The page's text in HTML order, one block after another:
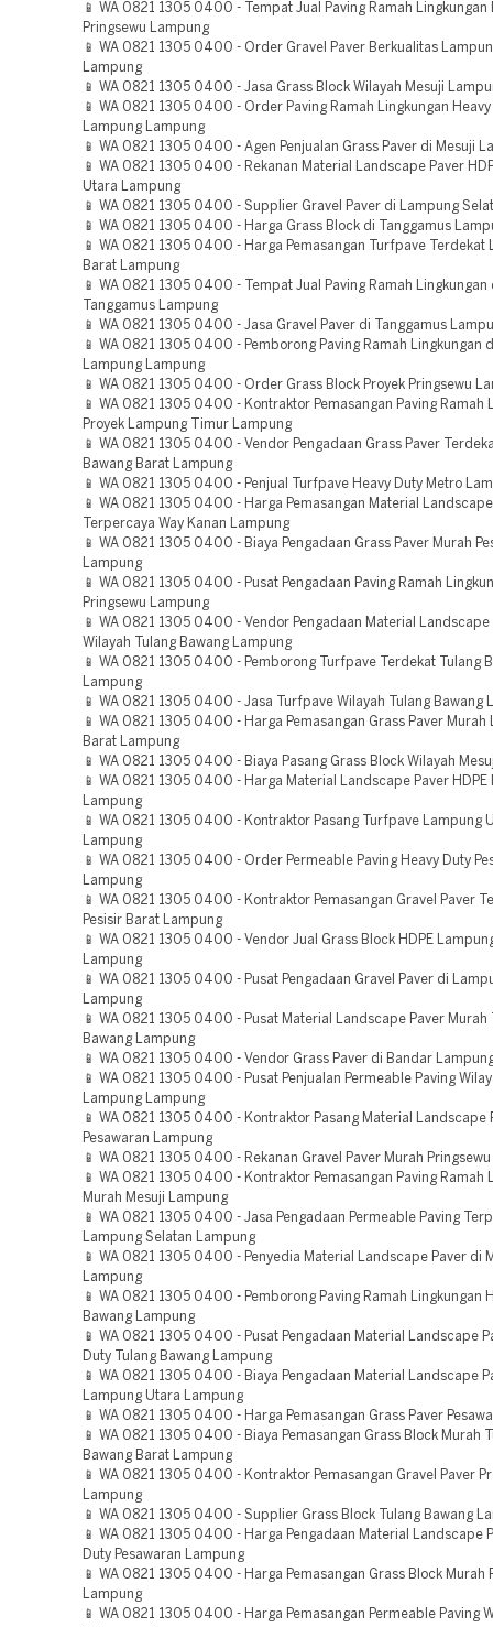
📱 WA 0821 1305 0400 - Tempat Jual Paving Ramah Lingkungan
Pringsewu Lampung
📱 WA 0821 1305 0400 - Order Gravel Paver Berkualitas
Lampung
📱 WA 0821 1305 0400 - Jasa Grass Block Wilayah Mesuji
📱 WA 0821 1305 0400 - Order Paving Ramah Lingkungan
Lampung Lampung
📱 WA 0821 1305 0400 - Agen Penjualan Grass Paver di Mesuji
📱 WA 0821 1305 0400 - Rekanan Material Landscape Paver
Utara Lampung
📱 WA 0821 1305 0400 - Supplier Gravel Paver di Lampung
📱 WA 0821 1305 0400 - Harga Grass Block di Tanggamus
📱 WA 0821 1305 0400 - Harga Pemasangan Turfpave Terdekat
Barat Lampung
📱 WA 0821 1305 0400 - Tempat Jual Paving Ramah Lingkungan
Tanggamus Lampung
📱 WA 0821 1305 0400 - Jasa Gravel Paver di Tanggamus
📱 WA 0821 1305 0400 - Pemborong Paving Ramah Lingkungan
Lampung Lampung
📱 WA 0821 1305 0400 - Order Grass Block Proyek Pringsewu
📱 WA 0821 1305 0400 - Kontraktor Pemasangan Paving Ramah
Proyek Lampung Timur Lampung
📱 WA 0821 1305 0400 - Vendor Pengadaan Grass Paver
Bawang Barat Lampung
📱 WA 0821 1305 0400 - Penjual Turfpave Heavy Duty Metro
📱 WA 0821 1305 0400 - Harga Pemasangan Material
Terpercaya Way Kanan Lampung
📱 WA 0821 1305 0400 - Biaya Pengadaan Grass Paver Murah
Lampung
📱 WA 0821 1305 0400 - Pusat Pengadaan Paving Ramah
Pringsewu Lampung
📱 WA 0821 1305 0400 - Vendor Pengadaan Material Landscape
Wilayah Tulang Bawang Lampung
📱 WA 0821 1305 0400 - Pemborong Turfpave Terdekat Tulang
Lampung
📱 WA 0821 1305 0400 - Jasa Turfpave Wilayah Tulang Bawang
📱 WA 0821 1305 0400 - Harga Pemasangan Grass Paver Murah
Barat Lampung
📱 WA 0821 1305 0400 - Biaya Pasang Grass Block Wilayah
📱 WA 0821 1305 0400 - Harga Material Landscape Paver HDPE
Lampung
📱 WA 0821 1305 0400 - Kontraktor Pasang Turfpave Lampung
Lampung
📱 WA 0821 1305 0400 - Order Permeable Paving Heavy Duty
Lampung
📱 WA 0821 1305 0400 - Kontraktor Pemasangan Gravel Paver
Pesisir Barat Lampung
📱 WA 0821 1305 0400 - Vendor Jual Grass Block HDPE
Lampung
📱 WA 0821 1305 0400 - Pusat Pengadaan Gravel Paver di
Lampung
📱 WA 0821 1305 0400 - Pusat Material Landscape Paver Murah
Bawang Lampung
📱 WA 0821 1305 0400 - Vendor Grass Paver di Bandar
📱 WA 0821 1305 0400 - Pusat Penjualan Permeable Paving
Lampung Lampung
📱 WA 0821 1305 0400 - Kontraktor Pasang Material Landscape
Pesawaran Lampung
📱 WA 0821 1305 0400 - Rekanan Gravel Paver Murah
📱 WA 0821 1305 0400 - Kontraktor Pemasangan Paving Ramah
Murah Mesuji Lampung
📱 WA 0821 1305 0400 - Jasa Pengadaan Permeable Paving
Lampung Selatan Lampung
📱 WA 0821 1305 0400 - Penyedia Material Landscape Paver di
Lampung
📱 WA 0821 1305 0400 - Pemborong Paving Ramah Lingkungan
Bawang Lampung
📱 WA 0821 1305 0400 - Pusat Pengadaan Material Landscape
Duty Tulang Bawang Lampung
📱 WA 0821 1305 0400 - Biaya Pengadaan Material Landscape
Lampung Utara Lampung
📱 WA 0821 1305 0400 - Harga Pemasangan Grass Paver
📱 WA 0821 1305 0400 - Biaya Pemasangan Grass Block Murah
Bawang Barat Lampung
📱 WA 0821 1305 0400 - Kontraktor Pemasangan Gravel Paver
Lampung
📱 WA 0821 1305 0400 - Supplier Grass Block Tulang Bawang
📱 WA 0821 1305 0400 - Harga Pengadaan Material Landscape
Duty Pesawaran Lampung
📱 WA 0821 1305 0400 - Harga Pemasangan Grass Block Murah
Lampung
📱 WA 0821 1305 0400 - Harga Pemasangan Permeable Paving